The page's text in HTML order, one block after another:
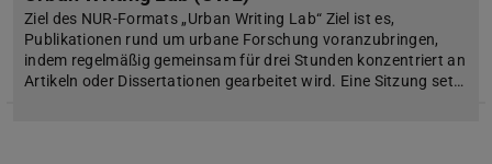
Ziel des NUR-Formats „Urban Writing Lab“ Ziel ist es,
Publikationen rund um urbane Forschung voranzubringen,
indem regelmäßig gemeinsam für drei Stunden konzentriert an
Artikeln oder Dissertationen gearbeitet wird. Eine Sitzung set…